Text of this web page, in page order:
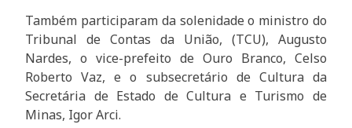
Também participaram da solenidade o ministro do
Tribunal de Contas da União, (TCU), Augusto
Nardes, o vice-prefeito de Ouro Branco, Celso
Roberto Vaz, e o subsecretário de Cultura da
Secretária de Estado de Cultura e Turismo de
Minas, Igor Arci.